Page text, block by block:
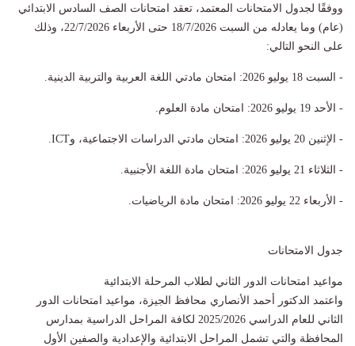
ووفقًا لجدول الامتحانات المعتمد، تعقد امتحانات الصف السادس الابتدائي
(عام) وما يعادله من السبت 18/7/2026 حتى الأربعاء 22/7/2026، وذلك
على النحو التالي:
- السبت 18 يوليو 2026: امتحان مادتي اللغة العربية والتربية الدينية.
- الأحد 19 يوليو 2026: امتحان مادة العلوم.
- الإثنين 20 يوليو 2026: امتحان مادتي الدراسات الاجتماعية، وICT.
- الثلاثاء 21 يوليو 2026: امتحان مادة اللغة الأجنبية.
- الأربعاء 22 يوليو 2026: امتحان مادة الرياضيات.
جدول الامتحانات
مواعيد امتحانات الدور الثاني لطلاب المرحلة الابتدائية
واعتمد الدكتور أحمد الأنصاري محافظ الجيزة، مواعيد امتحانات الدور
الثاني للعام الدراسي 2025/2026 لكافة المراحل الدراسية بمدارس
المحافظة والتي تشمل المراحل الابتدائية والإعدادية والصفين الأول